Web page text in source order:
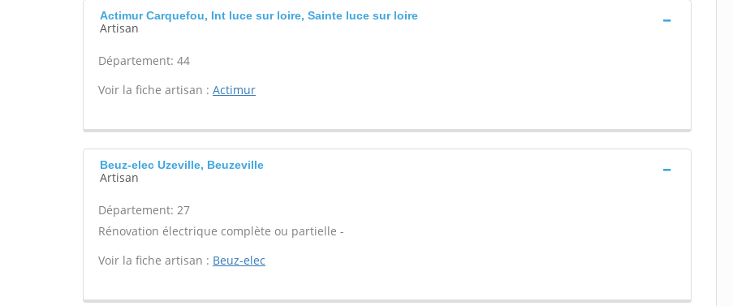
Actimur Carquefou, Int luce sur loire, Sainte luce sur loire
Artisan
Département: 44
Voir la fiche artisan : Actimur
Beuz-elec Uzeville, Beuzeville
Artisan
Département: 27
Rénovation électrique complète ou partielle -
Voir la fiche artisan : Beuz-elec